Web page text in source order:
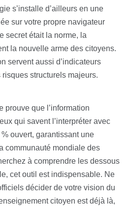
s’installe d’ailleurs en une
sur votre propre navigateur
secret était la norme, la
la nouvelle arme des citoyens.
servent aussi d’indicateurs
structurels majeurs.
prouve que l’information
qui savent l’interpréter avec
ouvert, garantissant une
communauté mondiale des
à comprendre les dessous
cet outil est indispensable. Ne
décider de votre vision du
citoyen est déjà là,